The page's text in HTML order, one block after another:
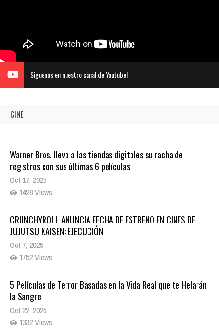
Siguenos en nuestro canal de Youtube!
CINE
CRUNCHYROLL ANUNCIA FECHA DE ESTRENO EN CINES DE
JUJUTSU KAISEN: EJECUCIÓN
Oct 7, 2025
1752 Views
5 Películas de Terror Basadas en la Vida Real que te Helarán
la Sangre
Oct 22, 2025
1332 Views
Revive el terror: El conjuro 4: Últimos ritos ya está disponible
en tiendas digitales
Oct 20, 2025
1372 Views